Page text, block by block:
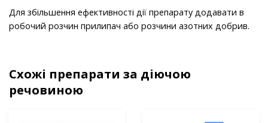
Для збільшення ефективності дії препарату додавати в
робочий розчин прилипач або розчини азотних добрив.
Схожі препарати за діючою
речовиною